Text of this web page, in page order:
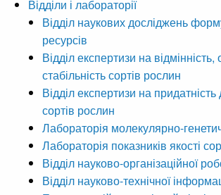
Відділи і лабораторії
Відділ наукових досліджень
ресурсів
Відділ експертизи на відмінність,
стабільність сортів рослин
Відділ експертизи на
сортів рослин
Лабораторія молекулярно-
Лабораторія показників якості
Відділ науково-організаційної
Відділ науково-технічної